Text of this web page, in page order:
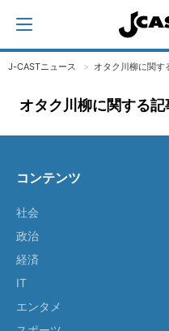
J-CASTニュース オタク川柳に関す
オタク川柳に関する記
コンテンツ
社会
政治
経済
IT
エンタメ